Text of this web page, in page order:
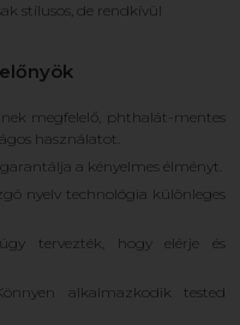
stílusos, de rendkívül
megfelelő, phthalát-mentes
használatot.
a kényelmes élményt.
nyelv technológia különleges
tervezték, hogy elérje és
alkalmazkodik tested